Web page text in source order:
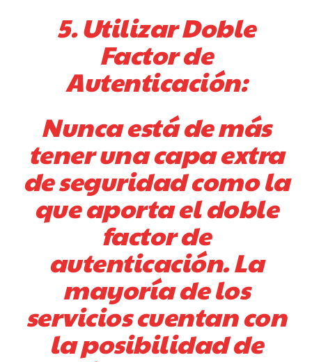
5. Utilizar Doble
Factor de
Autenticación:
Nunca está de más
tener una capa extra
de seguridad como la
que aporta el doble
factor de
autenticación. La
mayoría de los
servicios cuentan con
la posibilidad de